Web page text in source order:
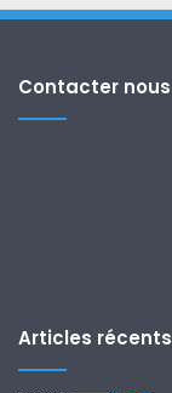
Contacter nous
Articles récents